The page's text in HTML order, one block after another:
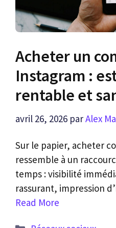
Acheter un
Instagram :
rentable et
avril 26, 2026 parAlex
Sur le papier, acheter
ressemble à un
temps : visibilité
rassurant, impression
Read More